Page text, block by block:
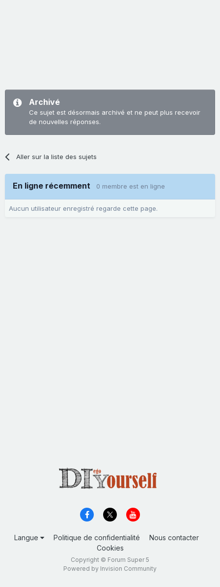
Archivé
Ce sujet est désormais archivé et ne peut plus recevoir
de nouvelles réponses.
Aller sur la liste des sujets
En ligne récemment 0 membre est en ligne
Aucun utilisateur enregistré regarde cette page.
Langue Politique de confidentialité
Nous contacter
Cookies
Copyright © Forum Super 5
Powered by Invision Community